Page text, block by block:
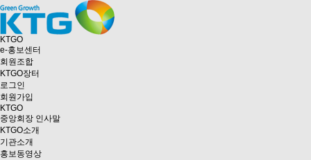
KTGO
e-홍보센터
회원조합
KTGO장터
로그인
회원가입
KTGO
중앙회장 인사말
KTGO소개
기관소개
홍보동영상